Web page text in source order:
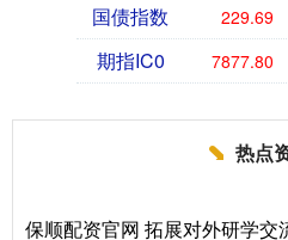
国债指数 229.69
期指IC0 7877.80
热点
保顺配资官网 拓展对外研学交